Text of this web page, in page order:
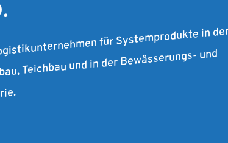
für Systemprodukte in der
Teichbau und in der Bewässerungs- und